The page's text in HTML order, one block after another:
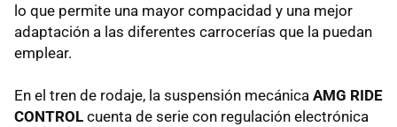
lo que permite una mayor compacidad y una mejor
adaptación a las diferentes carrocerías que la puedan
emplear.
En el tren de rodaje, la suspensión mecánica AMG RIDE
CONTROL cuenta de serie con regulación electrónica